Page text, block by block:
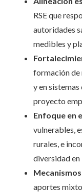
RSE que
autoridades
medibles y
formación de
y en
proyecto
Enfoque en
vulnerables,
rurales, e
diversidad en
aportes